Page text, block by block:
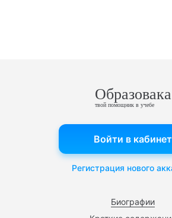
Образовака
твой помощник в учебе
Биографии
Войти в кабинет
Регистрация нового